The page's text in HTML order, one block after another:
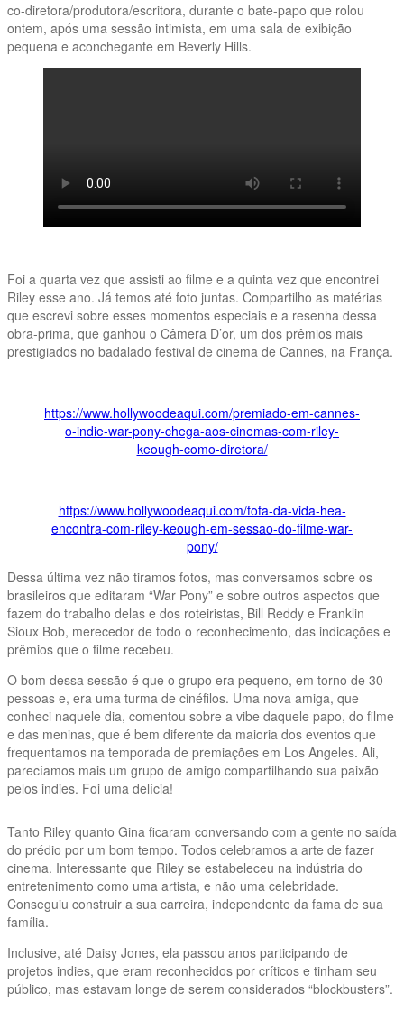
co-diretora/produtora/escritora, durante o bate-papo que rolou
ontem, após uma sessão intimista, em uma sala de exibição
pequena e aconchegante em Beverly Hills.
Foi a quarta vez que assisti ao filme e a quinta vez que encontrei
Riley esse ano. Já temos até foto juntas. Compartilho as matérias
que escrevi sobre esses momentos especiais e a resenha dessa
obra-prima, que ganhou o Câmera D’or, um dos prêmios mais
prestigiados no badalado festival de cinema de Cannes, na França.
https://www.hollywoodeaqui.com/premiado-em-cannes-
o-indie-war-pony-chega-aos-cinemas-com-riley-
keough-como-diretora/
https://www.hollywoodeaqui.com/fofa-da-vida-hea-
encontra-com-riley-keough-em-sessao-do-filme-war-
pony/
Dessa última vez não tiramos fotos, mas conversamos sobre os
brasileiros que editaram “War Pony” e sobre outros aspectos que
fazem do trabalho delas e dos roteiristas, Bill Reddy e Franklin
Sioux Bob, merecedor de todo o reconhecimento, das indicações e
prêmios que o filme recebeu.
O bom dessa sessão é que o grupo era pequeno, em torno de 30
pessoas e, era uma turma de cinéfilos. Uma nova amiga, que
conheci naquele dia, comentou sobre a vibe daquele papo, do filme
e das meninas, que é bem diferente da maioria dos eventos que
frequentamos na temporada de premiações em Los Angeles. Ali,
parecíamos mais um grupo de amigo compartilhando sua paixão
pelos indies. Foi uma delícia!
Tanto Riley quanto Gina ficaram conversando com a gente no saída
do prédio por um bom tempo. Todos celebramos a arte de fazer
cinema. Interessante que Riley se estabeleceu na indústria do
entretenimento como uma artista, e não uma celebridade.
Conseguiu construir a sua carreira, independente da fama de sua
família.
Inclusive, até Daisy Jones, ela passou anos participando de
projetos indies, que eram reconhecidos por críticos e tinham seu
público, mas estavam longe de serem considerados “blockbusters”.